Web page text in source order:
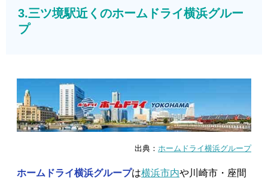
3.三ツ境駅近くのホームドライ横浜グルー
プ
出典： ホームドライ横浜グループ
ホームドライ横浜グループは横浜市内や川崎市・座間